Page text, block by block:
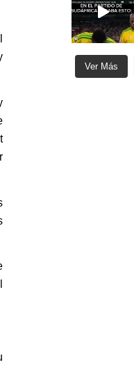
Ver Más